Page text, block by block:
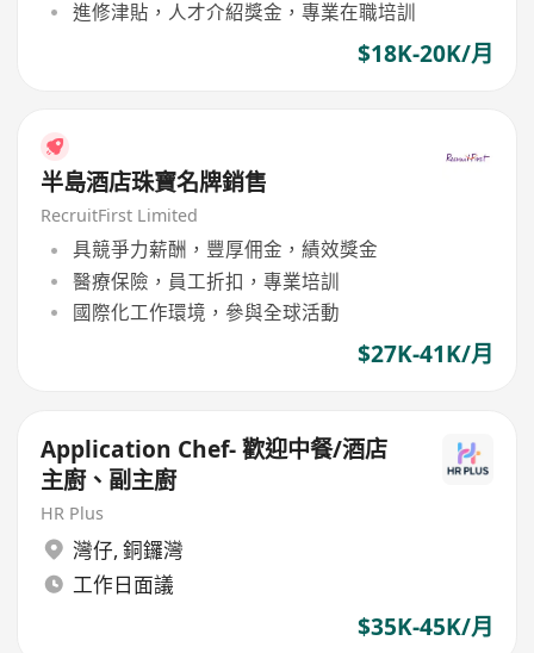
進修津貼，人才介紹獎金，專業在職培訓
$18K-20K/月
半島酒店珠寶名牌銷售
RecruitFirst Limited
具競爭力薪酬，豐厚佣金，績效獎金
醫療保險，員工折扣，專業培訓
國際化工作環境，參與全球活動
$27K-41K/月
Application Chef- 歡迎中餐/酒店
主廚、副主廚
HR Plus
灣仔, 銅鑼灣
工作日面議
$35K-45K/月